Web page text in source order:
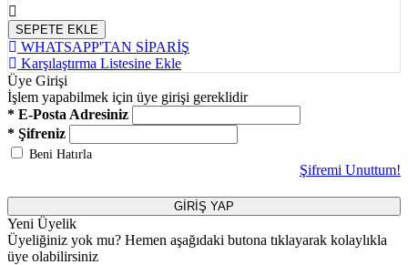
SEPETE EKLE
WHATSAPP'TAN SİPARİŞ
Karşılaştırma Listesine Ekle
Üye Girişi
İşlem yapabilmek için üye girişi gereklidir
* E-Posta Adresiniz
* Şifreniz
Beni Hatırla
Şifremi Unuttum!
GİRİŞ YAP
Yeni Üyelik
Üyeliğiniz yok mu? Hemen aşağıdaki butona tıklayarak kolaylıkla
üye olabilirsiniz